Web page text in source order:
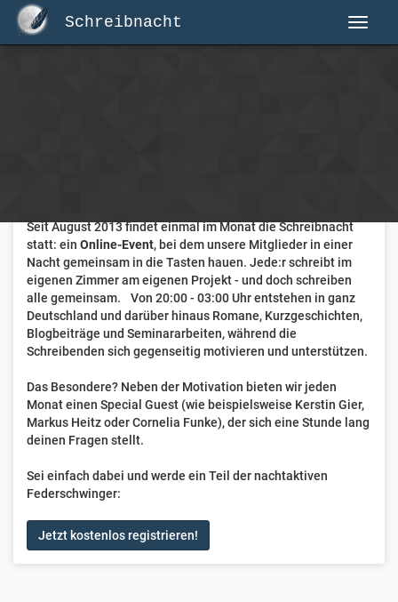
Schreibnacht
Seit August 2013 findet einmal im Monat die Schreibnacht
statt: ein Online-Event, bei dem unsere Mitglieder in einer
Nacht gemeinsam in die Tasten hauen. Jede:r schreibt im
eigenen Zimmer am eigenen Projekt - und doch schreiben
alle gemeinsam. Von 20:00 - 03:00 Uhr entstehen in ganz
Deutschland und darüber hinaus Romane, Kurzgeschichten,
Blogbeiträge und Seminararbeiten, während die
Schreibenden sich gegenseitig motivieren und unterstützen.
Das Besondere? Neben der Motivation bieten wir jeden
Monat einen Special Guest (wie beispielsweise Kerstin Gier,
Markus Heitz oder Cornelia Funke), der sich eine Stunde lang
deinen Fragen stellt.
Sei einfach dabei und werde ein Teil der nachtaktiven
Federschwinger:
Jetzt kostenlos registrieren!